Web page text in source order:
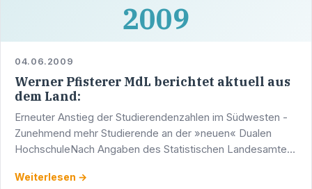
2009
04.06.2009
Werner Pfisterer MdL berichtet aktuell aus
dem Land:
Erneuter Anstieg der Studierendenzahlen im Südwesten -
Zunehmend mehr Studierende an der »neuen« Dualen
HochschuleNach Angaben des Statistischen Landesamtes
Studierende …
Weiterlesen →